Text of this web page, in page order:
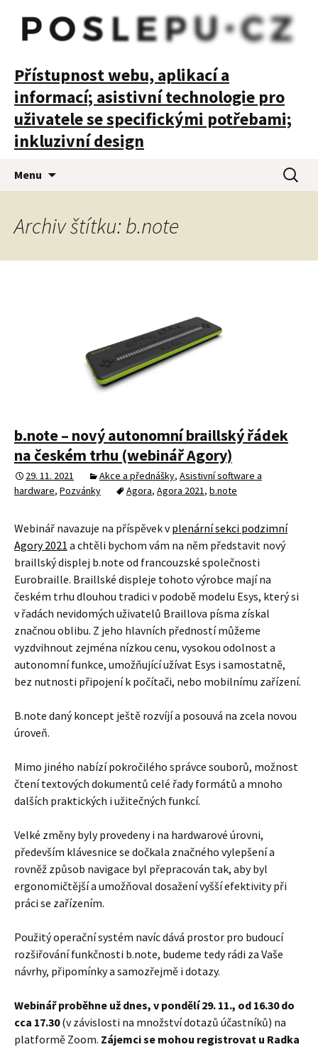
POSLEPU
Přístupnost webu, aplikací a
informací; asistivní technologie pro
uživatele se specifickými potřebami;
inkluzivní design
Menu
webu
Archiv štítku: b.note
b.note – nový autonomní braillský řádek
na českém trhu (webinář Agory)
29. 11. 2021 Akce a přednášky, Asistivní software a
hardware, Pozvánky Agora, Agora 2021, b.note
Webinář navazuje na příspěvek vplenární sekci podzimní
Agory 2021 a chtěli bychom vám na něm představit nový
braillský displej b.note od francouzské společnosti
Eurobraille. Braillské displeje tohoto výrobce mají na
českém trhu dlouhou tradici v podobě modelu Esys, který si
v řadách nevidomých uživatelů Braillova písma získal
značnou oblibu. Z jeho hlavních předností můžeme
vyzdvihnout zejména nízkou cenu, vysokou odolnost a
autonomní funkce, umožňující užívat Esys i samostatně,
bez nutnosti připojení k počítači, nebo mobilnímu zařízení.
B.note daný koncept ještě rozvíjí a posouvá na zcela novou
úroveň.
Mimo jiného nabízí pokročilého správce souborů, možnost
čtení textových dokumentů celé řady formátů a mnoho
dalších praktických i užitečných funkcí.
Velké změny byly provedeny i na hardwarové úrovni,
především klávesnice se dočkala značného vylepšení a
rovněž způsob navigace byl přepracován tak, aby byl
ergonomičtější a umožňoval dosažení vyšší efektivity při
práci se zařízením.
Použitý operační systém navíc dává prostor pro budoucí
rozšiřování funkčnosti b.note, budeme tedy rádi za Vaše
návrhy, připomínky a samozřejmě i dotazy.
Webinář proběhne už dnes, v pondělí 29. 11., od 16.30 do
cca 17.30(v závislosti na množství dotazů účastníků) na
platformě Zoom. Zájemci se mohou registrovat u Radka